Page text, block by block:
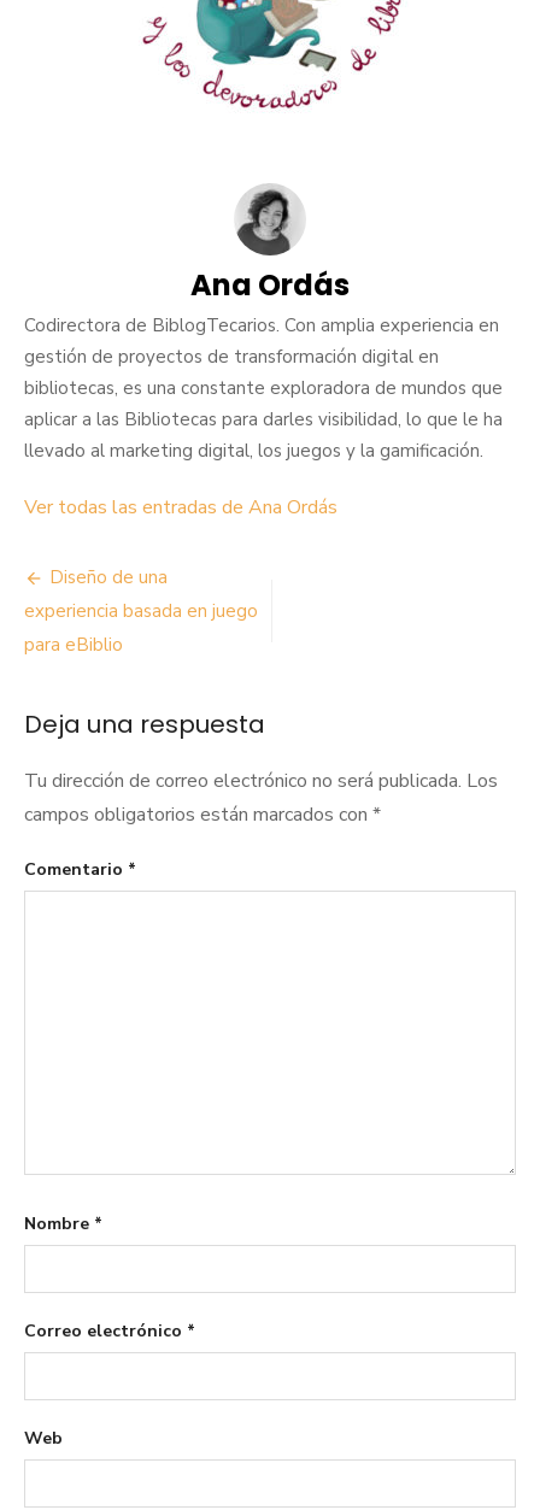
Ana Ordás
Codirectora de BiblogTecarios. Con amplia experiencia en
gestión de proyectos de transformación digital en
bibliotecas, es una constante exploradora de mundos que
aplicar a las Bibliotecas para darles visibilidad, lo que le ha
llevado al marketing digital, los juegos y la gamificación.
Ver todas las entradas de Ana Ordás
Navegación
de
entradas
Diseño de una
experiencia basada en juego
para eBiblio
Deja una respuesta
Tu dirección de correo electrónico no será publicada. Los
campos obligatorios están marcados con *
Comentario *
Nombre *
Correo electrónico *
Web